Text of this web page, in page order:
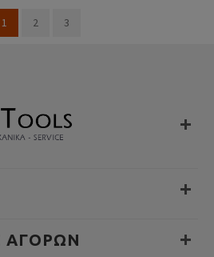
1 2 3
ΑΓΟΡΏΝ